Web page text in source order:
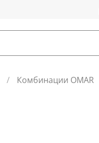
Комбинации OMAR